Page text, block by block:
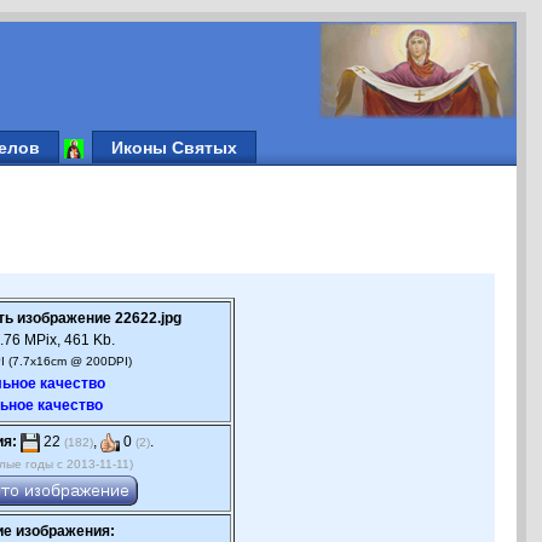
Иконы Святых
изображение 22622.jpg
MPix, 461 Kb.
(7.7x16cm @ 200DPI)
качество
качество
22 (182), 0 (2).
годы с 2013-11-11)
изображения: